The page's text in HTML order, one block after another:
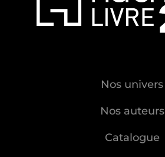
Nos univers
Nos auteurs
Catalogue